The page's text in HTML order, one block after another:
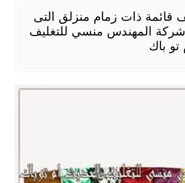
قائمة ذات زمام منزلق التى
شركة المهندس منسي للتغليف
باك